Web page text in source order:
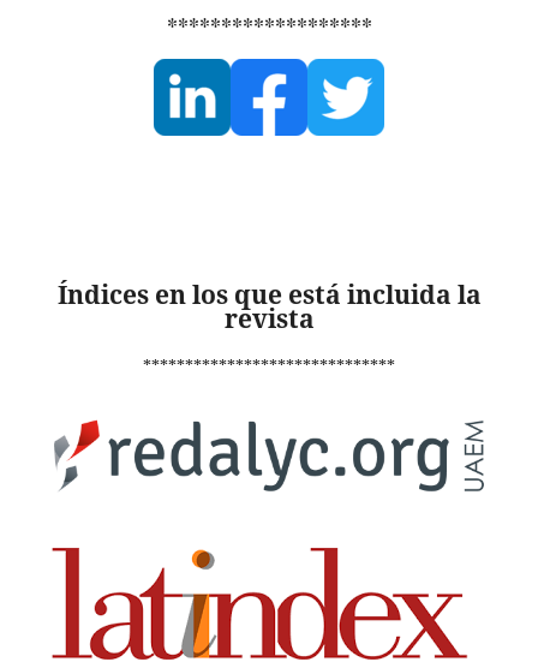
*******************
Índices en los que está incluida la
revista
******************************